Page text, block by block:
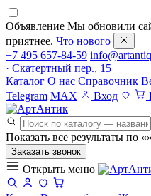
Объявление Мы обновили
приятнее. Что нового
+7 495 657-84-59
· Скатертный пер., 15
Каталог О нас Справочник
Telegram MAX Вход
Показать все результаты по «»
Заказать звонок
Открыть меню